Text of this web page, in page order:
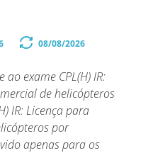
08/08/2026
exame CPL(H) IR:
de helicópteros
IR: Licença para
por
apenas para os